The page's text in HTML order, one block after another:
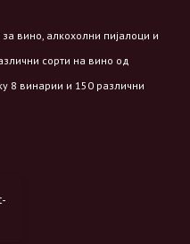
вино, алкохолни пијалоци и
сорти на вино од
8 винарии и 150 различни